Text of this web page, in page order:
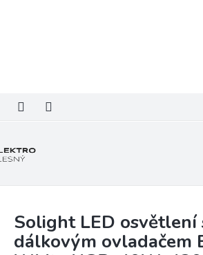
Solight LED osvětlení
dálkovým ovladačem